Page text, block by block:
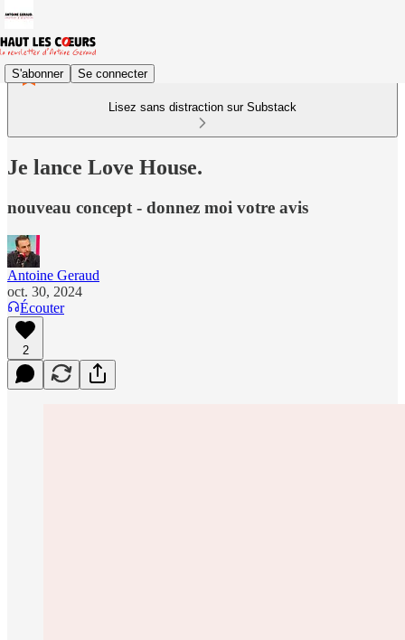
S'abonner Se connecter
Lisez sans distraction sur Substack
Je lance Love House.
nouveau concept - donnez moi votre avis
Antoine Geraud
oct. 30, 2024
Écouter
2